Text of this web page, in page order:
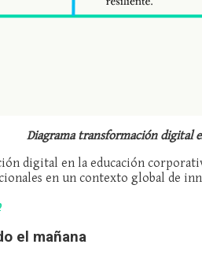
Diagrama transformación digital
digital en la educación
en un contexto global de
el mañana